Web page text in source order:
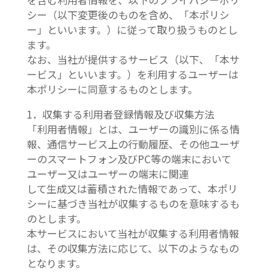
シー（以下変更後のものを含め、「本ポリシ
ー」といいます。）に従って取り扱うものとし
ます。
なお、当社が提供するサービス（以下、「本サ
ービス」といいます。）を利用するユーザーは
本ポリシーに同意するものとします。
1．収集する利用者登録情報及び収集方法
「利用者情報」とは、ユーザーの識別に係る情
報、通信サービス上の行動履歴、その他ユーザ
ーのスマートフォン及びPC等の端末において
ユーザー又はユーザーの端末に関連
して生成又は蓄積された情報であって、本ポリ
シーに基づき当社が収集するものを意味するも
のとします。
本サービスにおいて当社が収集する利用者情報
は、その収集方法に応じて、以下のようなもの
となります。